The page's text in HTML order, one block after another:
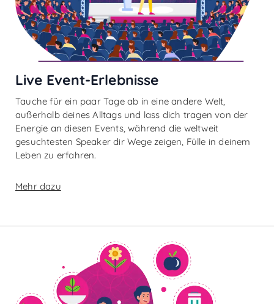
Live Event-Erlebnisse
Tauche für ein paar Tage ab in eine andere Welt,
außerhalb deines Alltags und lass dich tragen von der
Energie an diesen Events, während die weltweit
gesuchtesten Speaker dir Wege zeigen, Fülle in deinem
Leben zu erfahren.
Mehr dazu